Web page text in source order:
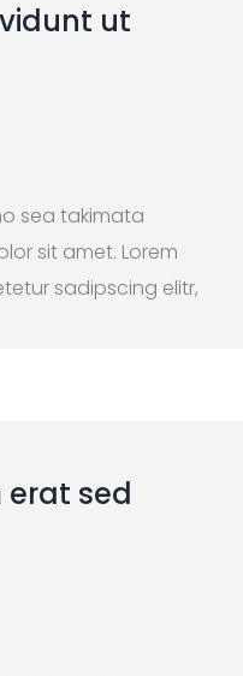
ut
sea takimata
sit amet. Lorem
sadipscing elitr,
sed